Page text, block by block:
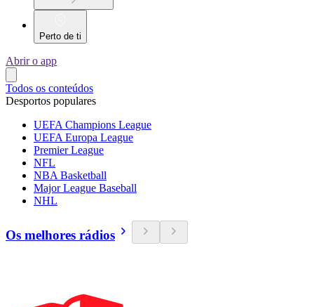
Perto de ti
Abrir o app
Todos os conteúdos
Desportos populares
UEFA Champions League
UEFA Europa League
Premier League
NFL
NBA Basketball
Major League Baseball
NHL
Os melhores rádios